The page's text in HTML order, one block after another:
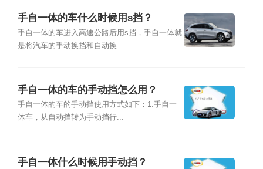
手自一体的车什么时候用s挡？
手自一体的车进入高速公路后用s挡，手自一体就
是将汽车的手动换挡和自动换...
手自一体的车的手动挡怎么用？
手自一体的车的手动挡使用方式如下：1.手自一
体车，从自动挡转为手动挡行...
手自一体什么时候用手动挡？